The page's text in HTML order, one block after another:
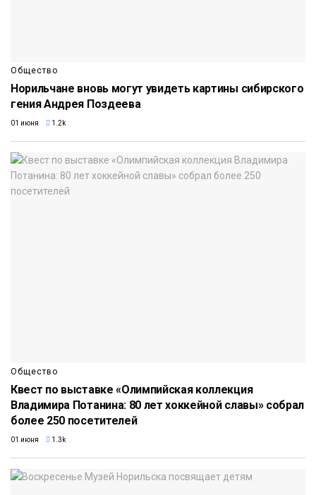
Общество
Норильчане вновь могут увидеть картины сибирского
гения Андрея Поздеева
01 июня 1.2k
Общество
Квест по выставке «Олимпийская коллекция
Владимира Потанина: 80 лет хоккейной славы» собрал
более 250 посетителей
01 июня 1.3k